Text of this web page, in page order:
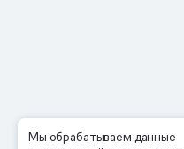
Мы обрабатываем данные